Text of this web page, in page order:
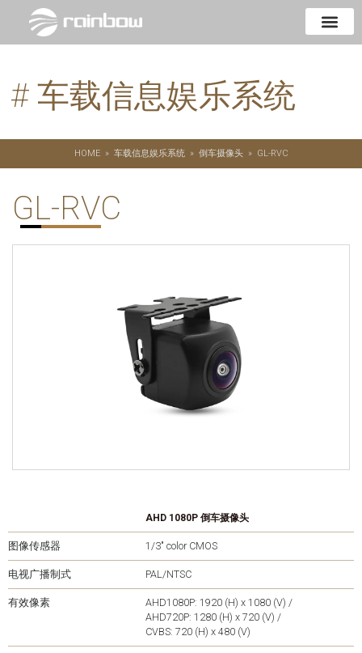
# 车载信息娱乐系统
HOME» 车载信息娱乐系统» 倒车摄像头» GL-RVC
GL-RVC
AHD 1080P 倒车摄像头
图像传感器 1/3″ color CMOS
电视广播制式 PAL/NTSC
有效像素
AHD1080P: 1920 (H) x 1080 (V) /
AHD720P: 1280 (H) x 720 (V) /
CVBS: 720 (H) x 480 (V)